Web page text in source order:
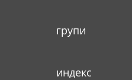
групи
индекс